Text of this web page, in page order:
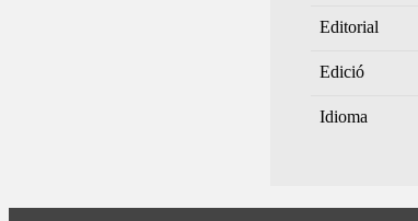
Editorial
Edició
Idioma